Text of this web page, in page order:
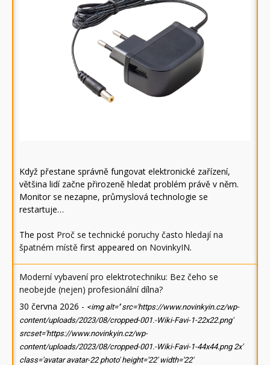
Když přestane správně fungovat elektronické zařízení,
většina lidí začne přirozeně hledat problém právě v něm.
Monitor se nezapne, průmyslová technologie se
restartuje…
The post Proč se technické poruchy často hledají na
špatném místě first appeared on NovinkyIN.
Moderní vybavení pro elektrotechniku: Bez čeho se
neobejde (nejen) profesionální dílna?
30 června 2026 - <img alt='' src='https://www.novinkyin.cz/wp-
content/uploads/2023/08/cropped-001.-Wiki-Favi-1-22x22.png'
srcset='https://www.novinkyin.cz/wp-
content/uploads/2023/08/cropped-001.-Wiki-Favi-1-44x44.png 2x'
class='avatar avatar-22 photo' height='22' width='22'